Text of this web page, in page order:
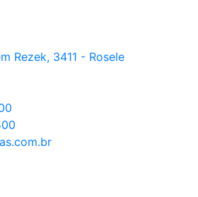
Rezek, 3411 - Rosele